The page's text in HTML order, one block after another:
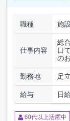
職種 施
仕事内容
総
口
の
勤務地 足
給与 日
60代以上活躍中